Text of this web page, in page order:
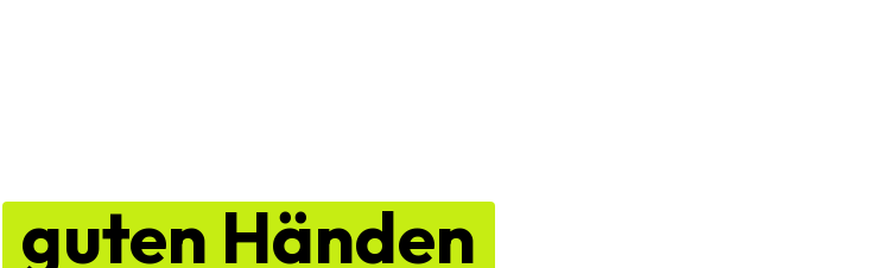
guten Händen